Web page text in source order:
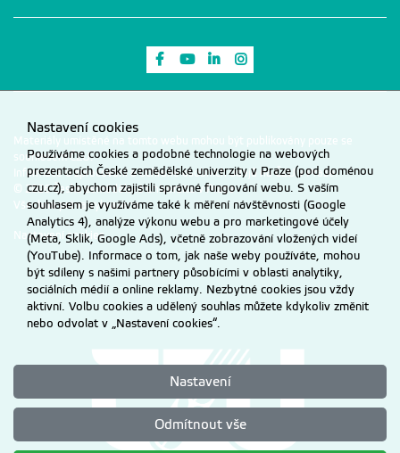
Odkaz na Facebook
Odkaz na Youtube
Odkaz na LinkedIn
Materiály umístěné na tomto webu mohou být publikovány pouze se
souhlasem ČZU.
Informace o zpracování a ochraně osobních údajů na ČZU v Praze.
© 2026 Česká zemědělská univerzita v Praze
Všechna práva vyhrazena
Nastavení cookies
Nastavení cookies
Používáme cookies a podobné technologie na webových
prezentacích České zemědělské univerzity v Praze (pod doménou
czu.cz), abychom zajistili správné fungování webu. S vaším
souhlasem je využíváme také k měření návštěvnosti (Google
Analytics 4), analýze výkonu webu a pro marketingové účely
(Meta, Sklik, Google Ads), včetně zobrazování vložených videí
(YouTube). Informace o tom, jak naše weby používáte, mohou
být sdíleny s našimi partnery působícími v oblasti analytiky,
sociálních médií a online reklamy. Nezbytné cookies jsou vždy
aktivní. Volbu cookies a udělený souhlas můžete kdykoliv změnit
nebo odvolat v „Nastavení cookies“.
Nastavení
Odmítnout vše